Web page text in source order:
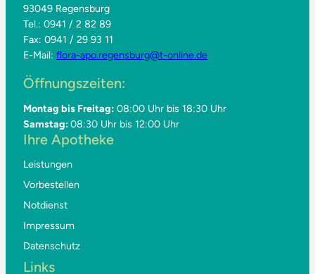
93049 Regensburg
Tel.: 0941 / 2 82 89
Fax: 0941 / 29 93 11
E-Mail:flora-apo.regensburg@t-online.de
Öffnungszeiten:
Montag bis Freitag: 08:00 Uhr bis 18:30 Uhr
Samstag:08:30 Uhr bis 12:00 Uhr
Ihre Apotheke
Leistungen
Vorbestellen
Notdienst
Impressum
Datenschutz
Links